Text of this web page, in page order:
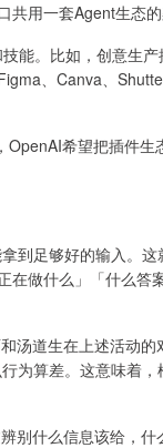
用一套Agent生态的
能。比如，创意生
、Canva、
希望把插件
到足够好的输入。
做什么」「什么答
汤道生在上述活动
为算差。这意味着
别什么信息该给，